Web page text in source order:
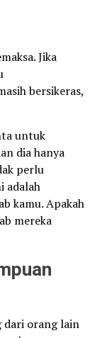
Jika
bersikeras,
untuk
dia hanya
perlu
adalah
kamu. Apakah
mereka
dari orang lain